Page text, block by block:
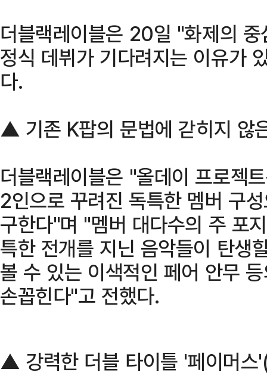
더블랙레이블은 20일 "화제의
정식 데뷔가 기다려지는 이유가
다.
▲ 기존 K팝의 문법에 갇히지 않
더블랙레이블은 "올데이 프로젝
2인으로 꾸려진 독특한 멤버 구
구한다"며 "멤버 대다수의 주 포
특한 전개를 지닌 음악들이 탄생
볼 수 있는 이색적인 페어 안무
손꼽힌다"고 전했다.
▲ 강력한 더블 타이틀 '페이머